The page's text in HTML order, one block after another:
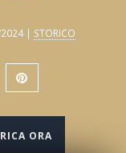
| STORICO
ORA